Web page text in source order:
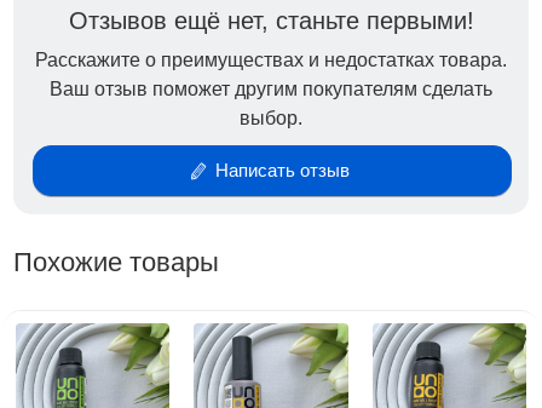
Отзывов ещё нет, станьте первыми!
Расскажите о преимуществах и недостатках товара.
Ваш отзыв поможет другим покупателям сделать
выбор.
Написать отзыв
Похожие товары